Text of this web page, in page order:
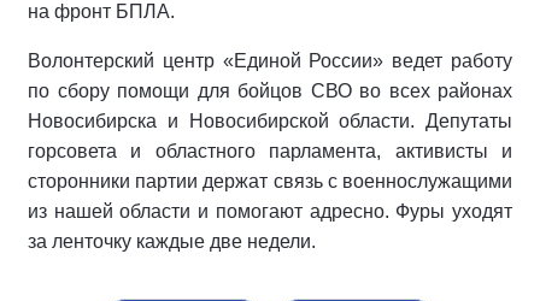
на фронт БПЛА.
Волонтерский центр «Единой России» ведет работу
по сбору помощи для бойцов СВО во всех районах
Новосибирска и Новосибирской области. Депутаты
горсовета и областного парламента, активисты и
сторонники партии держат связь с военнослужащими
из нашей области и помогают адресно. Фуры уходят
за ленточку каждые две недели.